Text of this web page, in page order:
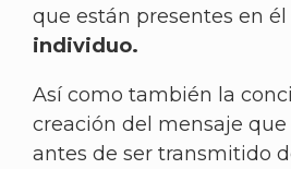
que están presentes en
individuo.
Así como también la
creación del mensaje
antes de ser transmitido